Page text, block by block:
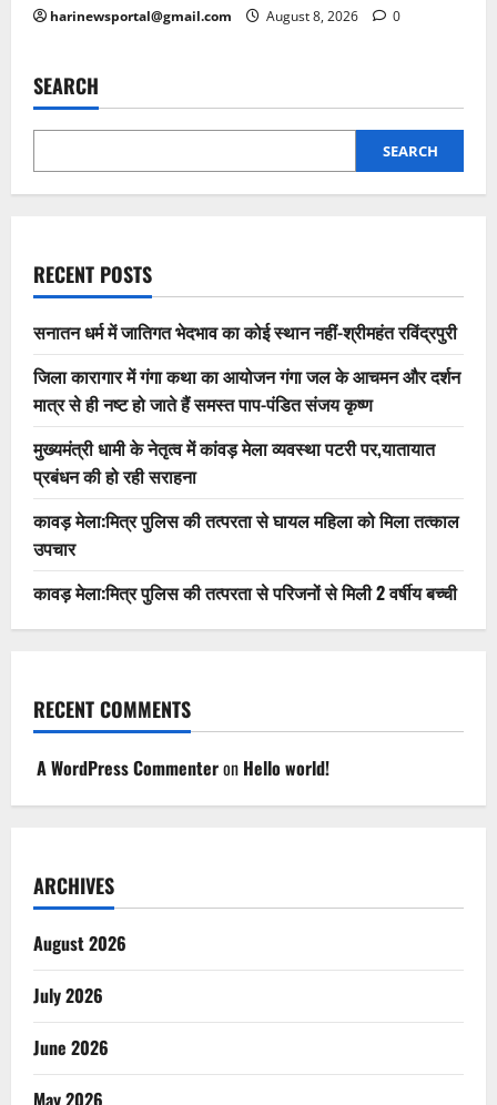
harinewsportal@gmail.com August 8, 2026 0
SEARCH
SEARCH
RECENT POSTS
सनातन धर्म में जातिगत भेदभाव का कोई स्थान नहीं-श्रीमहंत रविंद्रपुरी
जिला कारागार में गंगा कथा का आयोजन गंगा जल के आचमन और दर्शन
मात्र से ही नष्ट हो जाते हैं समस्त पाप-पंडित संजय कृष्ण
मुख्यमंत्री धामी के नेतृत्व में कांवड़ मेला व्यवस्था पटरी पर,यातायात
प्रबंधन की हो रही सराहना
कावड़ मेला:मित्र पुलिस की तत्परता से घायल महिला को मिला तत्काल
उपचार
कावड़ मेला:मित्र पुलिस की तत्परता से परिजनों से मिली 2 वर्षीय बच्ची
RECENT COMMENTS
A WordPress Commenteron Hello world!
ARCHIVES
August 2026
July 2026
June 2026
May 2026